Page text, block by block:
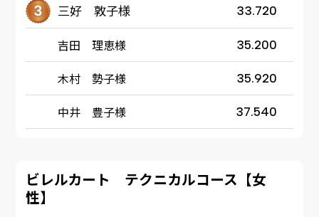
三好 敦子様 33.720
吉田 理恵様 35.200
木村 勢子様 35.920
中井 豊子様 37.540
ビレルカート テクニカルコース【女
性】